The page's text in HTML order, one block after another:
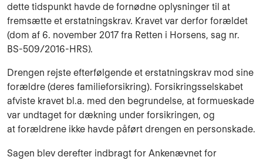
dette tidspunkt havde de fornødne oplysninger til at
fremsætte et erstatningskrav. Kravet var derfor forældet
(dom af 6. november 2017 fra Retten i Horsens, sag nr.
BS-509/2016-HRS).
Drengen rejste efterfølgende et erstatningskrav mod sine
forældre (deres familieforsikring). Forsikringsselskabet
afviste kravet bl.a. med den begrundelse, at formueskade
var undtaget for dækning under forsikringen, og
at forældrene ikke havde påført drengen en personskade.
Sagen blev derefter indbragt for Ankenævnet for